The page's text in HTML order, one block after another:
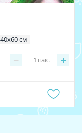
40х60 см
− +
1 пак.